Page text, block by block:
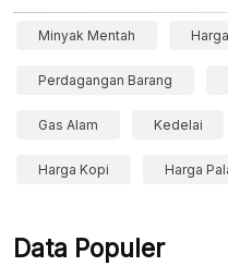
Minyak Mentah
Perdagangan Barang
Gas Alam Kedelai
Harga Kopi Harga
Data Populer